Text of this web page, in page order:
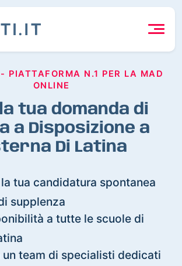
PIATTAFORMA N.1 PER LA MAD
ONLINE
tua domanda di
a Disposizione a
Di Latina
tua candidatura spontanea
supplenza
a tutte le scuole di
team di specialisti dedicati